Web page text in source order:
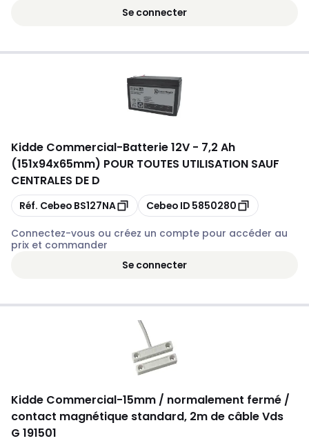
Se connecter
Kidde Commercial-Batterie 12V - 7,2 Ah
(151x94x65mm) POUR TOUTES UTILISATION SAUF
CENTRALES DE D
Copier
Réf. Cebeo BS127NA Copier
Cebeo ID 5850280
Connectez-vous ou créez un compte pour accéder au
prix et commander
Se connecter
Kidde Commercial-15mm / normalement fermé /
contact magnétique standard, 2m de câble Vds
G 191501